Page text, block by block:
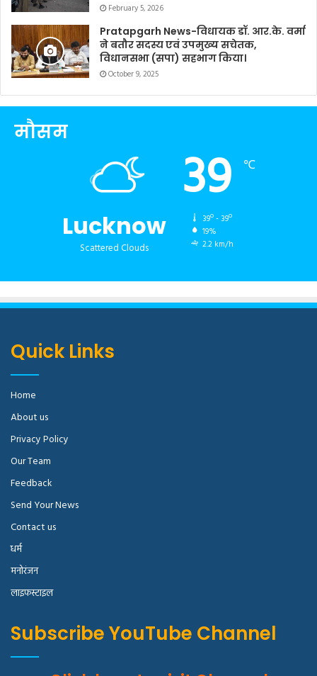
February 5, 2026
Pratapgarh News-विधायक डॉ. आर.के. वर्मा
ने बतौर सदस्य एवं उपमुख्य सचेतक,
विधानसभा (सपा) सहभाग किया।
October 9, 2025
मौसम
Lucknow
Scattered Clouds
39 ℃
39º - 39º
19%
2.2 km/h
Quick Links
Home
About us
Privacy Policy
Our Team
Feedback
Send Your News
Contact us
धर्म
मनोरंजन
लाइफस्टाइल
Subscribe YouTube Channel